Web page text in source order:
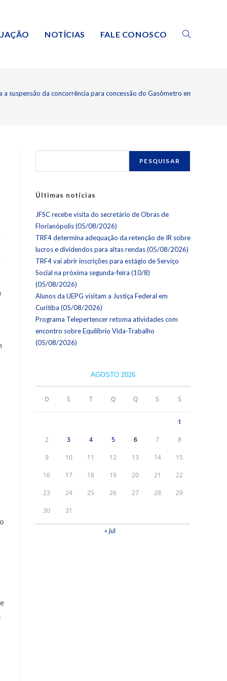
NOTÍCIAS FALE CONOSCO
a suspensão da concorrência para concessão do Gasômetro em uma PPP
PESQUISAR
Últimas notícias
JFSC recebe visita do secretário de Obras de
Florianópolis (05/08/2026)
TRF4 determina adequação da retenção de IR sobre
lucros e dividendos para altas rendas (05/08/2026)
TRF4 vai abrir inscrições para estágio de Serviço
Social na próxima segunda-feira (10/8)
(05/08/2026)
Alunos da UEPG visitam a Justiça Federal em
Curitiba (05/08/2026)
Programa Telepertencer retoma atividades com
encontro sobre Equilíbrio Vida-Trabalho
(05/08/2026)
AGOSTO 2026
D S T Q Q S S
1
2 3 4 5 6 7 8
9 10 11 12 13 14 15
16 17 18 19 20 21 22
23 24 25 26 27 28 29
30 31
« jul